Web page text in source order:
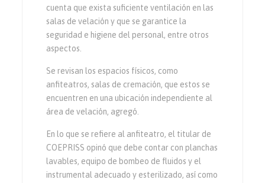
cuenta que exista suficiente ventilación en las
salas de velación y que se garantice la
seguridad e higiene del personal, entre otros
aspectos.
Se revisan los espacios físicos, como
anfiteatros, salas de cremación, que estos se
encuentren en una ubicación independiente al
área de velación, agregó.
En lo que se refiere al anfiteatro, el titular de
COEPRISS opinó que debe contar con planchas
lavables, equipo de bombeo de fluidos y el
instrumental adecuado y esterilizado, así como